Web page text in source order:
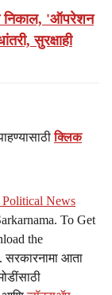
निकाल, 'ऑपरेशन
सुरक्षाही
क्लिक
News
To Get
the
. सरकारनामा आता